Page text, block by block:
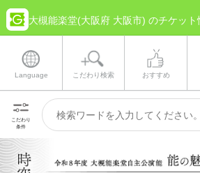
大槻能楽堂(大阪府 大阪市) のチケット
Language こだわり検索 おすすめ
こだわり
条件